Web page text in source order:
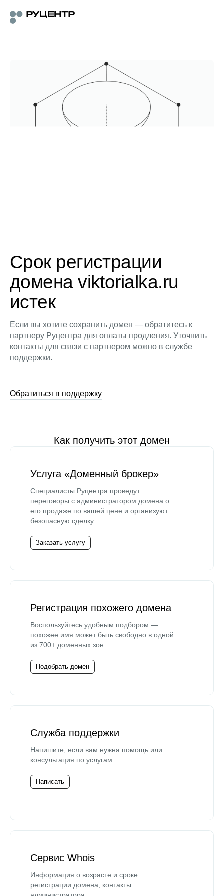
Срок регистрации
домена viktorialka.ru
истек
Если вы хотите сохранить домен — обратитесь к
партнеру Руцентра для оплаты продления. Уточнить
контакты для связи с партнером можно в службе
поддержки.
Обратиться в поддержку
Как получить этот домен
Услуга «Доменный брокер»
Специалисты Руцентра проведут
переговоры с администратором домена о
его продаже по вашей цене и организуют
безопасную сделку.
Заказать услугу
Регистрация похожего домена
Воспользуйтесь удобным подбором —
похожее имя может быть свободно в одной
из 700+ доменных зон.
Подобрать домен
Служба поддержки
Напишите, если вам нужна помощь или
консультация по услугам.
Написать
Сервис Whois
Информация о возрасте и сроке
регистрации домена, контакты